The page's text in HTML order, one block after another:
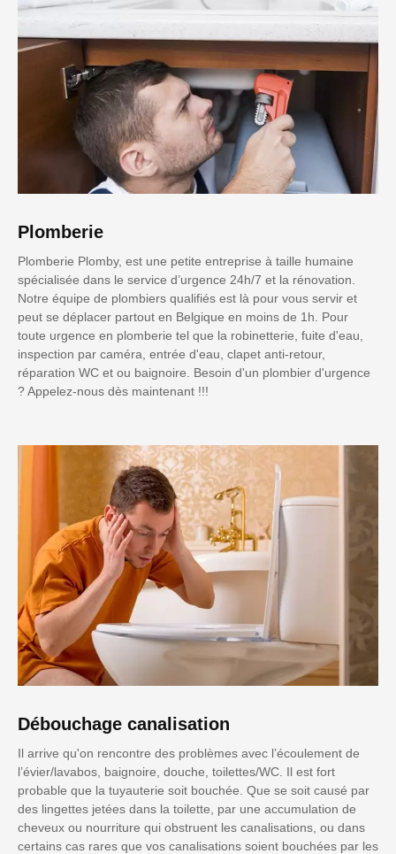
Plomberie
Plomberie Plomby, est une petite entreprise à taille humaine
spécialisée dans le service d’urgence 24h/7 et la rénovation.
Notre équipe de plombiers qualifiés est là pour vous servir et
peut se déplacer partout en Belgique en moins de 1h. Pour
toute urgence en plomberie tel que la robinetterie, fuite d'eau,
inspection par caméra, entrée d'eau, clapet anti-retour,
réparation WC et ou baignoire. Besoin d'un plombier d'urgence
? Appelez-nous dès maintenant !!!
Débouchage canalisation
Il arrive qu'on rencontre des problèmes avec l’écoulement de
l’évier/lavabos, baignoire, douche, toilettes/WC. Il est fort
probable que la tuyauterie soit bouchée. Que se soit causé par
des lingettes jetées dans la toilette, par une accumulation de
cheveux ou nourriture qui obstruent les canalisations, ou dans
certains cas rares que vos canalisations soient bouchées par les